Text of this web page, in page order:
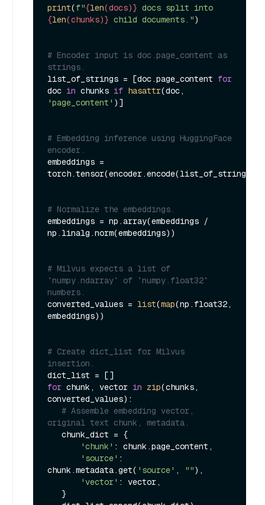
print(f"{len(docs)}
{len(chunks)} child documents.")
# Encoder input is doc.page_content as
strings.
list_of_strings = [doc.page_content for
doc in chunks if hasattr
'page_content' )]
# Embedding inference using HuggingFace
encoder.
embeddings =
torch.tensor(encoder.encode(list_of_strings))
# Normalize the embeddings.
embeddings = np.array(embeddings /
np.linalg.norm(embeddings))
# Milvus expects a list of
`numpy.ndarray` of `numpy.float32`
numbers.
converted_values = list(map(np.float32,
embeddings))
# Create dict_list for Milvus
insertion.
for chunk, vector in zip(chunks,
converted_values):
# Assemble embedding vector,
original text chunk, metadata.
'chunk' : chunk.page_content,
'source' :
chunk.metadata.get( 'source' , ""),
'vector' : vector,